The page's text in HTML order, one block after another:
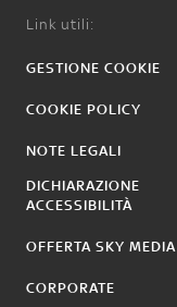
Link utili:
GESTIONE COOKIE
COOKIE POLICY
NOTE LEGALI
DICHIARAZIONE
ACCESSIBILITÀ
OFFERTA SKY MEDIA
CORPORATE